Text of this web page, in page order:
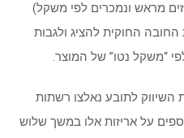
מראש ונמכרים לפי משקל)
החוקית להציג ולגבות
“משקל נטו” של המוצר.
לתובע נאלצו רשתות
על אריזות אלו במשך שלוש